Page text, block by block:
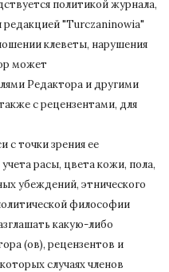
политикой журнала,
"Turczaninowia"
клеветы, нарушения
может
Редактора и другими
с рецензентами, для
с точки зрения ее
расы, цвета кожи, пола,
убеждений, этнического
философии
какую-либо
(ов), рецензентов и
случаях членов